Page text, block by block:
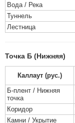
Вода / Река
Туннель
Лестница
Точка Б (Нижняя)
Каллаут (рус.)
Б-плент / Нижняя
точка
Коридор
Камни / Укрытие